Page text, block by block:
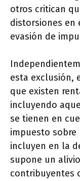
otros critican
distorsiones en
evasión de
esta exclusión,
que existen
incluyendo
se tienen en
impuesto sobre
incluyen en la
supone un
contribuyentes